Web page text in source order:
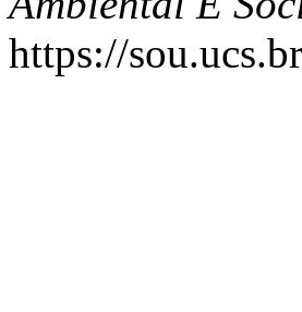
https://